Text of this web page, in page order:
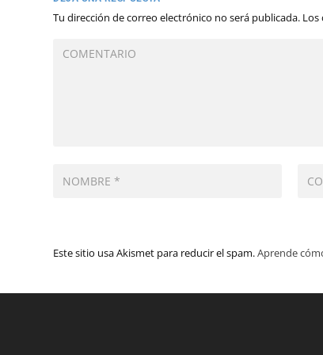
Tu dirección de correo electrónico no será publicada. Los
Este sitio usa Akismet para reducir el spam.Aprende